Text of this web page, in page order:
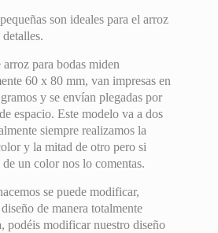
son ideales para el arroz
arroz para bodas miden
60 x 80 mm, van impresas en
y se envían plegadas por
espacio. Este modelo va a dos
siempre realizamos la
y la mitad de otro pero si
un color nos lo comentas.
se puede modificar,
de manera totalmente
podéis modificar nuestro diseño